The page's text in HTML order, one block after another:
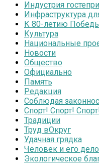
Индустрия
Инфраструктура
К 80-летию
Культура
Национальные
Новости
Общество
Официально
Память
Редакция
Соблюдая
Спорт! Спорт!
Традиции
Труд вОкруг
Удачная грядка
Человек и его дело
Экологическое